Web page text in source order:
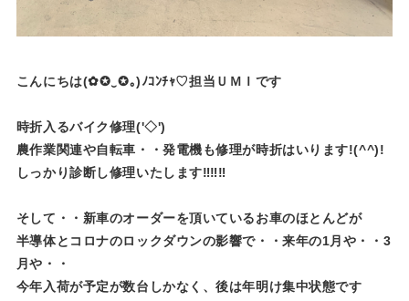
こんにちは(✿✪‿✪｡)ﾉｺﾝﾁｬ♡担当ＵＭＩです
時折入るバイク修理('◇')ゞ
農作業関連や自転車・・発電機も修理が時折はいります!(^^)!
しっかり診断し修理いたします‼‼‼
そして・・新車のオーダーを頂いているお車のほとんどが
半導体とコロナのロックダウンの影響で・・来年の1月や・・3
月や・・
今年入荷が予定が数台しかなく、後は年明け集中状態です